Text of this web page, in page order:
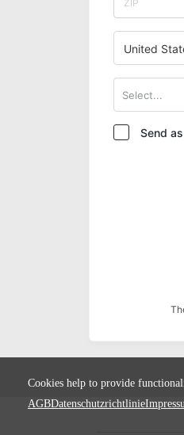
United
Select...
Send
Cookies help to provide
AGBDatenschutzrichtlinie